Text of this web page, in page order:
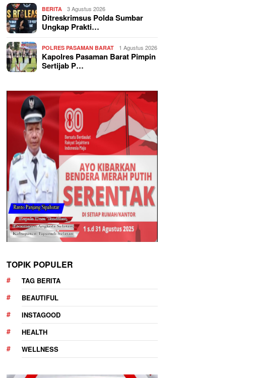
BERITA 3 Agustus 2026
Ditreskrimsus Polda Sumbar
Ungkap Prakti…
POLRES PASAMAN BARAT 1 Agustus 2026
Kapolres Pasaman Barat Pimpin
Sertijab P…
TOPIK POPULER
TAG BERITA
BEAUTIFUL
INSTAGOOD
HEALTH
WELLNESS